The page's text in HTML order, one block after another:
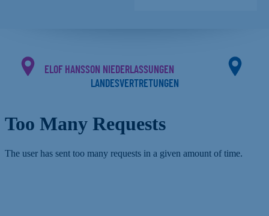
ELOF HANSSON NIEDERLASSUNGEN
LANDESVERTRETUNGEN